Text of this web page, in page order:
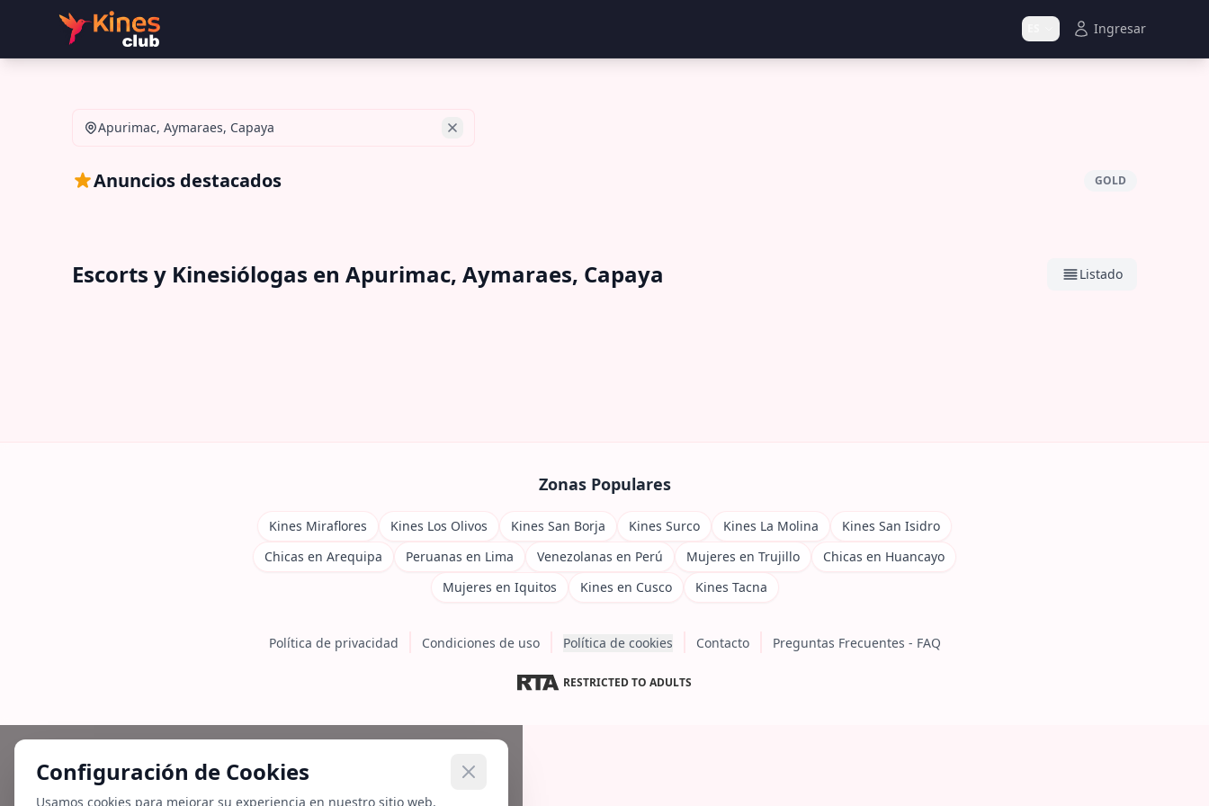
Ingresar
Apurimac, Aymaraes, Capaya
Anuncios destacados GOLD
Escorts y Kinesiólogas en Apurimac, Aymaraes, Capaya Listado
Zonas Populares
Kines Miraflores Kines Los Olivos Kines San Borja Kines Surco Kines La Molina
Kines San Isidro
Chicas en Arequipa
Peruanas en Lima Venezolanas en Perú Mujeres en Trujillo
Chicas en Huancayo
Mujeres en Iquitos
Kines en Cusco Kines Tacna
Política de privacidad Condiciones de uso Política de cookies Contacto Preguntas Frecuentes - FAQ
RESTRICTED TO ADULTS
Configuración de Cookies
Usamos cookies para mejorar su experiencia en nuestro sitio web.